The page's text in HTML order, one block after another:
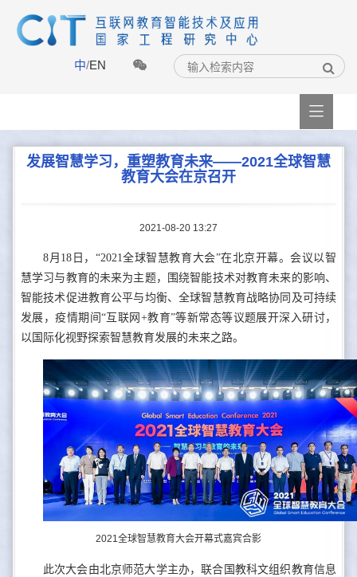
中/EN

发展智慧学习，重塑教育未来——2021全球智慧
教育大会在京召开
2021-08-20 13:27
8月18日，“2021全球智慧教育大会”在北京开幕。会议以智
慧学习与教育的未来为主题，围绕智能技术对教育未来的影响、
智能技术促进教育公平与均衡、全球智慧教育战略协同及可持续
发展，疫情期间“互联网+教育”等新常态等议题展开深入研讨，
以国际化视野探索智慧教育发展的未来之路。
2021全球智慧教育大会开幕式嘉宾合影
此次大会由北京师范大学主办，联合国教科文组织教育信息